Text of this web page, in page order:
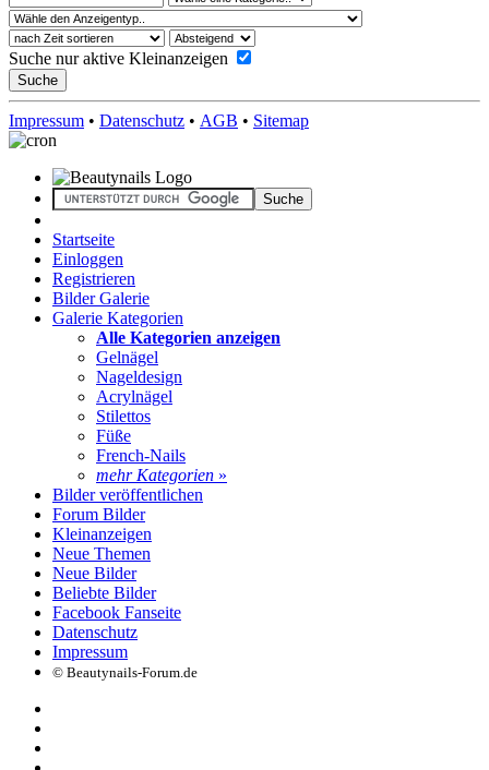
Suche nur aktive Kleinanzeigen
Impressum • Datenschutz • AGB • Sitemap
Startseite
Einloggen
Registrieren
Bilder Galerie
Galerie Kategorien
Alle Kategorien anzeigen
Gelnägel
Nageldesign
Acrylnägel
Stilettos
Füße
French-Nails
mehr Kategorien »
Bilder veröffentlichen
Forum Bilder
Kleinanzeigen
Neue Themen
Neue Bilder
Beliebte Bilder
Facebook Fanseite
Datenschutz
Impressum
© Beautynails-Forum.de